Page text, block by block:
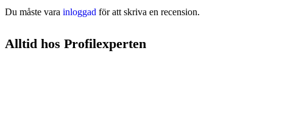
Du måste vara inloggad för att skriva en recension.
Alltid hos Profilexperten